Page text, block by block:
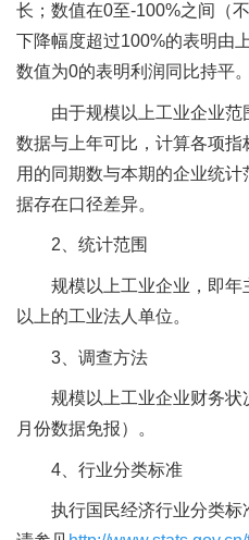
长；数值在0至-100%之间（
下降幅度超过100%的表明由
数值为0的表明利润同比持平。
由于规模以上工业企业
数据与上年可比，计算各项
用的同期数与本期的企业统
据存在口径差异。
2、统计范围
规模以上工业企业，即年
以上的工业法人单位。
3、调查方法
规模以上工业企业财务
月份数据免报）。
4、行业分类标准
执行国民经济行业分类